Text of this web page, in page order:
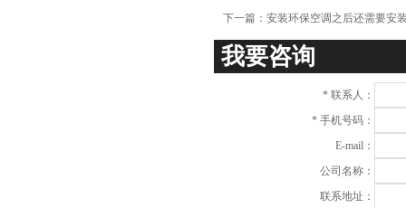
下一篇： 安装环保空调之后还需要安
我要咨询
* 联系人：
* 手机号码：
E-mail：
公司名称：
联系地址：